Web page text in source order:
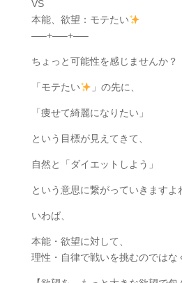
VS
本能、欲望：モテたい
—–+—–+—–
ちょっと可能性を感じませんか？
「モテたい 」の先に、
「痩せて綺麗になりたい」
という目標が見えてきて、
自然と「ダイエットしよう」
という意思に繋がっていきますよ
いわば、
本能・欲望に対して、
理性・自律で戦いを挑むのではな